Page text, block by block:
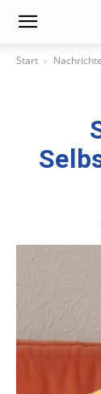
Start